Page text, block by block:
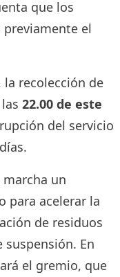
que los
el
recolección de
22.00 de este
del servicio
un
para acelerar la
de residuos
En
el gremio, que